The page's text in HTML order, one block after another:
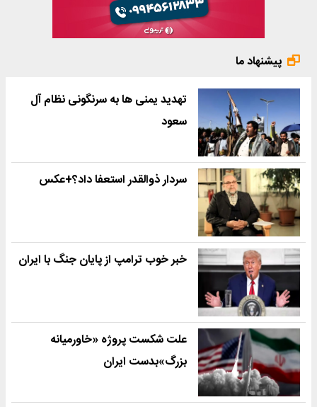
پیشنهاد ما
تهدید یمنی ها به سرنگونی نظام آل
سعود
سردار ذوالقدر استعفا داد؟+عکس
خبر خوب ترامپ از پایان جنگ با ایران
علت شکست پروژه «خاورمیانه
بزرگ»بدست ایران